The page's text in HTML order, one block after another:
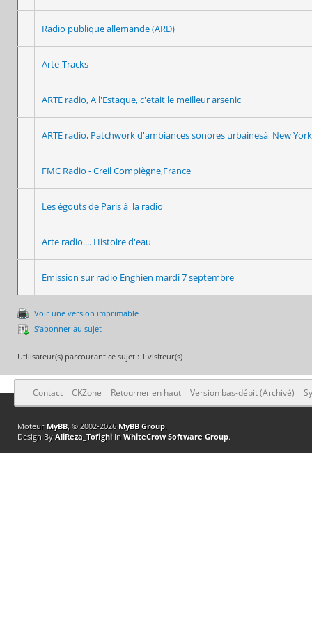
Radio publique allemande (ARD)
Arte-Tracks
ARTE radio, A l'Estaque, c'etait le meilleur arsenic
ARTE radio, Patchwork d'ambiances sonores urbainesà New York
FMC Radio - Creil Compiègne,France
Les égouts de Paris à la radio
Arte radio.... Histoire d'eau
Emission sur radio Enghien mardi 7 septembre
Voir une version imprimable
S’abonner au sujet
Utilisateur(s) parcourant ce sujet : 1 visiteur(s)
Contact CKZone Retourner en haut Version bas-débit (Archivé)
Moteur MyBB, © 2002-2026 MyBB Group.
Design By AliReza_TofighiIn WhiteCrow Software Group.